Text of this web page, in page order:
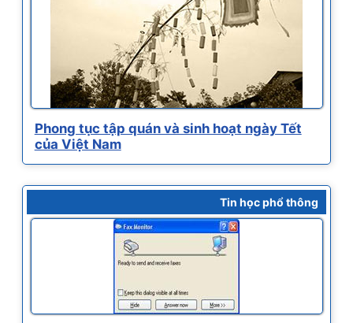
Phong tục tập quán và sinh hoạt ngày Tết
của Việt Nam
Tin học phổ thông